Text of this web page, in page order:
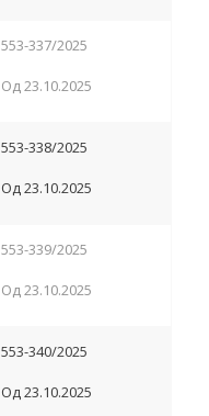
553-337/2025
Од 23.10.2025
553-338/2025
Од 23.10.2025
553-339/2025
Од 23.10.2025
553-340/2025
Од 23.10.2025